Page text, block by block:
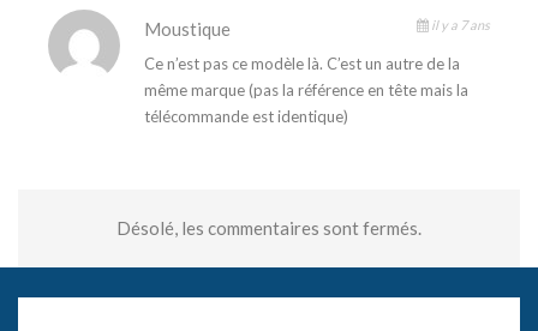
Moustique il y a 7 ans
Ce n’est pas ce modèle là. C’est un autre de la
même marque (pas la référence en tête mais la
télécommande est identique)
Désolé, les commentaires sont fermés.